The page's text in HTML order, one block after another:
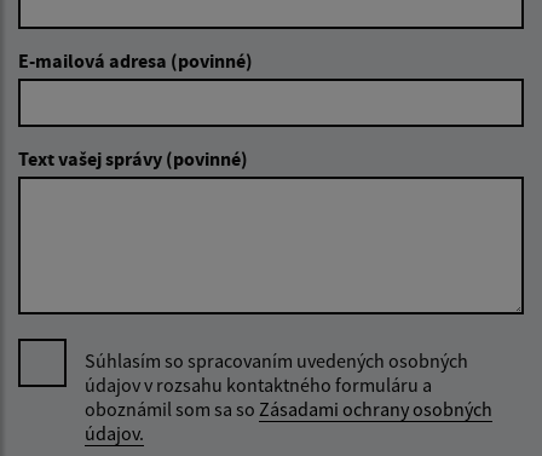
E-mailová adresa (povinné)
Text vašej správy (povinné)
Súhlasím so spracovaním uvedených osobných
údajov v rozsahu kontaktného formuláru a
oboznámil som sa so Zásadami ochrany osobných
údajov.